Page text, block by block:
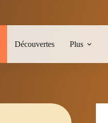
Découvertes Plus